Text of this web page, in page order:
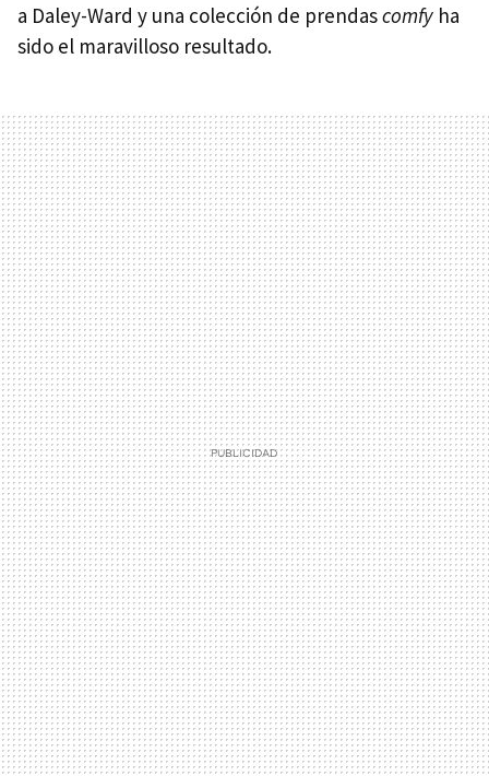
a Daley-Ward y una colección de prendascomfy ha
sido el maravilloso resultado.